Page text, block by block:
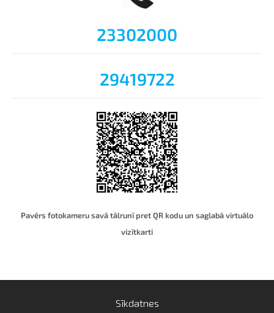
23302000
29419722
Pavērs fotokameru savā tālrunī pret QR kodu un saglabā virtuālo
vizītkarti
Sīkdatnes